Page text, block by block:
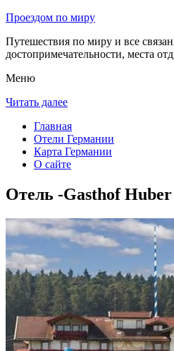
Проездом по миру
Путешествия по миру и все
достопримечательности, места
Меню
Читать далее
Главная
Отели Германии
Карта Германии
О сайте
Отель -Gasthof Huber